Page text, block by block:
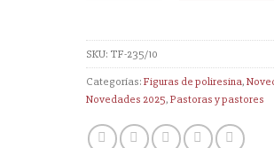
SKU: TF-235/10
Categorías:Figuras de poliresina,
Novedades 2025,Pastoras y pastores